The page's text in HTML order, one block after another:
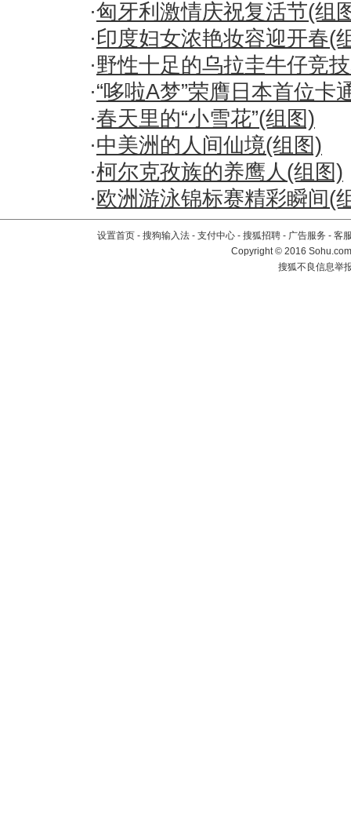
·匈牙利激情庆祝复活节(组
·印度妇女浓艳妆容迎开春(
·野性十足的乌拉圭牛仔竞
·“哆啦A梦”荣膺日本首位卡
·春天里的“小雪花”(组图)
·中美洲的人间仙境(组图)
·柯尔克孜族的养鹰人(组图)
·欧洲游泳锦标赛精彩瞬间(
设置首页 - 搜狗输入法 - 支付中心 - 搜狐招聘 - 广告服务 - 客
Copyright©2016
搜狐不良信息举